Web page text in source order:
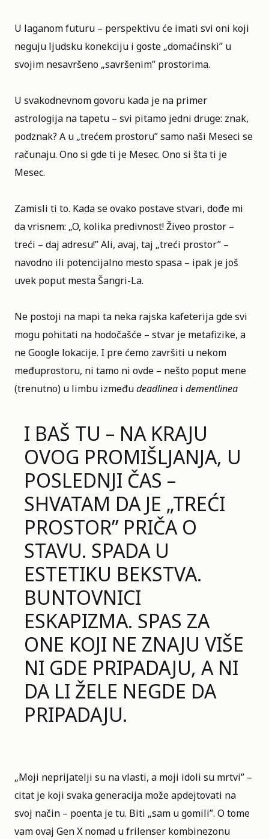
U laganom futuru – perspektivu će imati svi oni koji
neguju ljudsku konekciju i goste „domaćinski” u
svojim nesavršeno „savršenim” prostorima.
U svakodnevnom govoru kada je na primer
astrologija na tapetu – svi pitamo jedni druge: znak,
podznak? A u „trećem prostoru” samo naši Meseci se
računaju. Ono si gde ti je Mesec. Ono si šta ti je
Mesec.
Zamisli ti to. Kada se ovako postave stvari, dođe mi
da vrisnem: „O, kolika predivnost! Živeo prostor –
treći – daj adresu!” Ali, avaj, taj „treći prostor” –
navodno ili potencijalno mesto spasa – ipak je još
uvek poput mesta Šangri-La.
Ne postoji na mapi ta neka rajska kafeterija gde svi
mogu pohitati na hodočašće – stvar je metafizike, a
ne Google lokacije. I pre ćemo završiti u nekom
međuprostoru, ni tamo ni ovde – nešto poput mene
(trenutno) u limbu izmeđudeadlinea i dementlinea
I BAŠ TU – NA KRAJU
OVOG PROMIŠLJANJA, U
POSLEDNJI ČAS –
SHVATAM DA JE „TREĆI
PROSTOR” PRIČA O
STAVU. SPADA U
ESTETIKU BEKSTVA.
BUNTOVNICI
ESKAPIZMA. SPAS ZA
ONE KOJI NE ZNAJU VIŠE
NI GDE PRIPADAJU, A NI
DA LI ŽELE NEGDE DA
PRIPADAJU.
„Moji neprijatelji su na vlasti, a moji idoli su mrtvi” –
citat je koji svaka generacija može apdejtovati na
svoj način – poenta je tu. Biti „sam u gomili”. O tome
vam ovaj Gen X nomad u frilenser kombinezonu